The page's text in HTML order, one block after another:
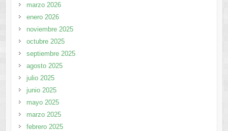
marzo 2026
enero 2026
noviembre 2025
octubre 2025
septiembre 2025
agosto 2025
julio 2025
junio 2025
mayo 2025
marzo 2025
febrero 2025